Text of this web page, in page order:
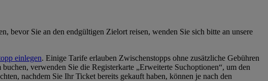
bevor Sie an den endgültigen Zielort reisen, wenden Sie sich bitte an unsere
einlegen. Einige Tarife erlauben Zwischenstopps ohne zusätzliche Gebühren
verwenden Sie die Registerkarte „Erweiterte Suchoptionen“, um den
nachdem Sie Ihr Ticket bereits gekauft haben, können je nach den